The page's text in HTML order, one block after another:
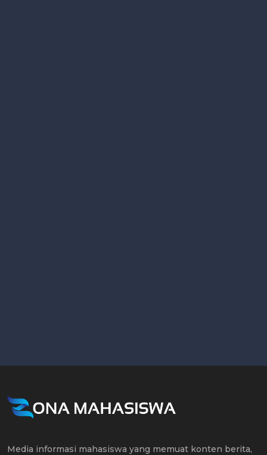
Media informasi mahasiswa yang memuat konten berita,